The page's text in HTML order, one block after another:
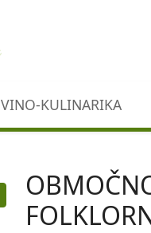
VINO-KULINARIKA